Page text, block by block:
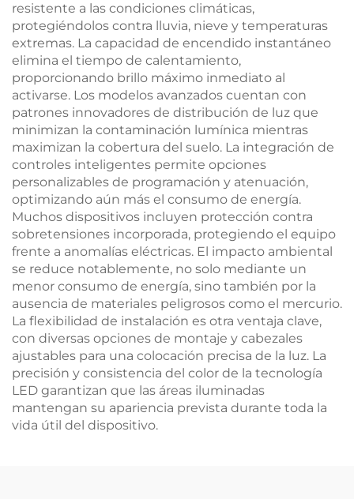
resistente a las condiciones climáticas,
protegiéndolos contra lluvia, nieve y temperaturas
extremas. La capacidad de encendido instantáneo
elimina el tiempo de calentamiento,
proporcionando brillo máximo inmediato al
activarse. Los modelos avanzados cuentan con
patrones innovadores de distribución de luz que
minimizan la contaminación lumínica mientras
maximizan la cobertura del suelo. La integración de
controles inteligentes permite opciones
personalizables de programación y atenuación,
optimizando aún más el consumo de energía.
Muchos dispositivos incluyen protección contra
sobretensiones incorporada, protegiendo el equipo
frente a anomalías eléctricas. El impacto ambiental
se reduce notablemente, no solo mediante un
menor consumo de energía, sino también por la
ausencia de materiales peligrosos como el mercurio.
La flexibilidad de instalación es otra ventaja clave,
con diversas opciones de montaje y cabezales
ajustables para una colocación precisa de la luz. La
precisión y consistencia del color de la tecnología
LED garantizan que las áreas iluminadas
mantengan su apariencia prevista durante toda la
vida útil del dispositivo.